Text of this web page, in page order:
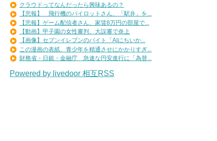
クラウドってなんだったら興味あるの？
【悲報】 飛行機のパイロットさん、「駅弁」を...
【悲報】ゲーム配信者さん、家賃8万円の部屋で...
【動画】甲子園の女性審判、大誤審で炎上
【画像】セブンイレブンのバイト「AIにちいか...
この漫画の表紙、青少年を精通させにかかりすぎ...
財務省・日銀・金融庁 急速な円安進行に「為替...
Powered by livedoor 相互RSS